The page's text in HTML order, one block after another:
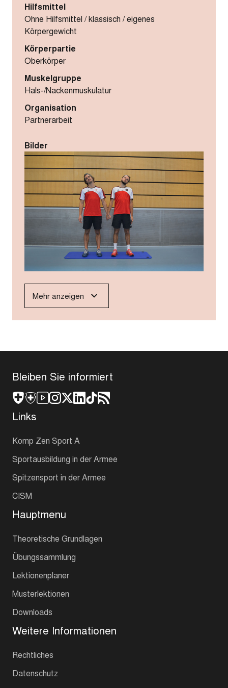
Hilfsmittel
Ohne Hilfsmittel / klassisch / eigenes
Körpergewicht
Körperpartie
Oberkörper
Muskelgruppe
Hals-/Nackenmuskulatur
Organisation
Partnerarbeit
Bilder
Mehr anzeigen
Bleiben Sie informiert
Links
Komp Zen Sport A
Sportausbildung in der Armee
Spitzensport in der Armee
CISM
Hauptmenu
Theoretische Grundlagen
Übungssammlung
Lektionenplaner
Musterlektionen
Downloads
Weitere Informationen
Rechtliches
Datenschutz